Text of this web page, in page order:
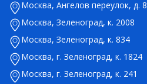
Москва, Ангелов переулок, д. 8
Москва, Зеленоград, к. 2008
Москва, Зеленоград, к. 834
Москва, г. Зеленоград, к. 1824
Москва, г. Зеленоград, к. 241